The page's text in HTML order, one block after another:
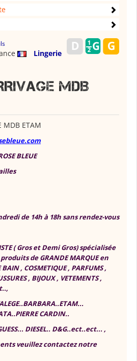
Lingerie
MDB
MDB ETAM
BLEUE
de 14h à 18h sans rendez-vous
( Gros et Demi Gros) spécialisée
de GRANDE MARQUE en
, COSMETIQUE , PARFUMS ,
, BIJOUX , VETEMENTS ,
CARDIN..
DIESEL.. D&G..ect..ect... ,
veuillez contactez notre